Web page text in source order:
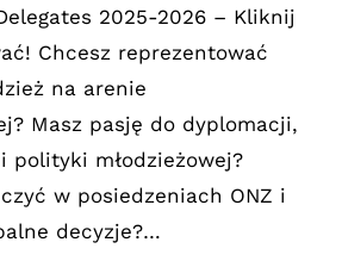
2025-2026 – Kliknij
Chcesz reprezentować
na arenie
Masz pasję do dyplomacji,
polityki młodzieżowej?
w posiedzeniach ONZ i
decyzje?…